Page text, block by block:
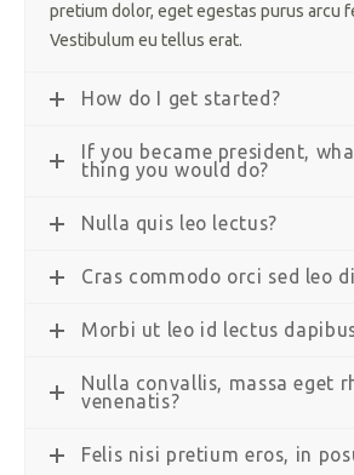
pretium dolor, eget egestas purus arcu
Vestibulum eu tellus erat.
How do I get started?
If you became president,
thing you would do?
Nulla quis leo lectus?
Cras commodo orci sed leo
Morbi ut leo id lectus
Nulla convallis, massa eget
venenatis?
Felis nisi pretium eros, in